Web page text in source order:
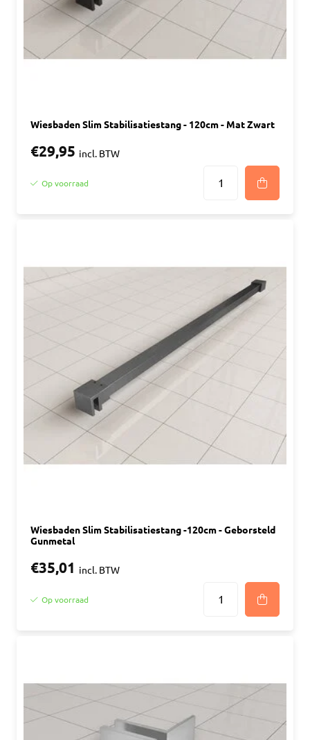
Wiesbaden Slim Stabilisatiestang - 120cm - Mat Zwart
€29,95 incl. BTW
Op voorraad
Wiesbaden Slim Stabilisatiestang -120cm - Geborsteld
Gunmetal
€35,01 incl. BTW
Op voorraad